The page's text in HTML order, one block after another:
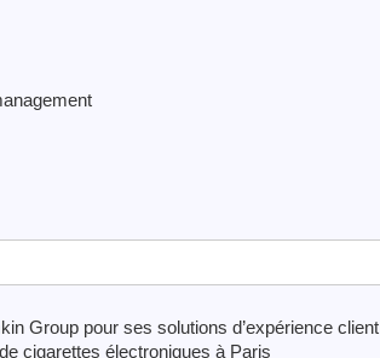
Group pour ses solutions d’expérience client
cigarettes électroniques à Paris